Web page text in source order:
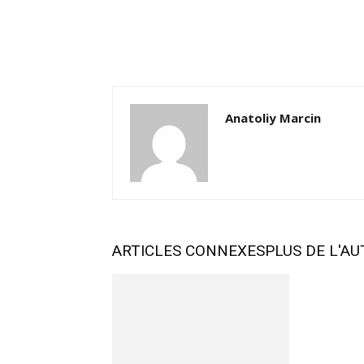
Anatoliy Marcin
ARTICLES CONNEXESPLUS DE